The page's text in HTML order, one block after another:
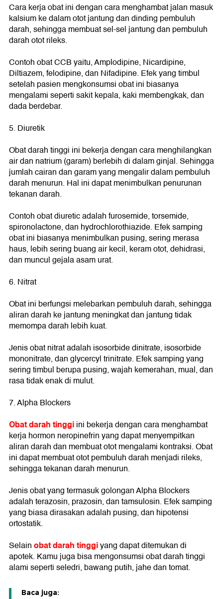
Cara kerja obat ini dengan cara menghambat jalan masuk
kalsium ke dalam otot jantung dan dinding pembuluh
darah, sehingga membuat sel-sel jantung dan pembuluh
darah otot rileks.
Contoh obat CCB yaitu, Amplodipine, Nicardipine,
Diltiazem, felodipine, dan Nifadipine. Efek yang timbul
setelah pasien mengkonsumsi obat ini biasanya
mengalami seperti sakit kepala, kaki membengkak, dan
dada berdebar.
5. Diuretik
Obat darah tinggi ini bekerja dengan cara menghilangkan
air dan natrium (garam) berlebih di dalam ginjal. Sehingga
jumlah cairan dan garam yang mengalir dalam pembuluh
darah menurun. Hal ini dapat menimbulkan penurunan
tekanan darah.
Contoh obat diuretic adalah furosemide, torsemide,
spironolactone, dan hydrochlorothiazide. Efek samping
obat ini biasanya menimbulkan pusing, sering merasa
haus, lebih sering buang air kecil, keram otot, dehidrasi,
dan muncul gejala asam urat.
6. Nitrat
Obat ini berfungsi melebarkan pembuluh darah, sehingga
aliran darah ke jantung meningkat dan jantung tidak
memompa darah lebih kuat.
Jenis obat nitrat adalah isosorbide dinitrate, isosorbide
mononitrate, dan glycercyl trinitrate. Efek samping yang
sering timbul berupa pusing, wajah kemerahan, mual, dan
rasa tidak enak di mulut.
7. Alpha Blockers
Obat darah tinggiini bekerja dengan cara menghambat
kerja hormon neropinefrin yang dapat menyempitkan
aliran darah dan membuat otot mengalami kontraksi. Obat
ini dapat membuat otot pembuluh darah menjadi rileks,
sehingga tekanan darah menurun.
Jenis obat yang termasuk golongan Alpha Blockers
adalah terazosin, prazosin, dan tamsulosin. Efek samping
yang biasa dirasakan adalah pusing, dan hipotensi
ortostatik.
Selainobat darah tinggiyang dapat ditemukan di
apotek. Kamu juga bisa mengonsumsi obat darah tinggi
alami seperti seledri, bawang putih, jahe dan tomat.
Baca juga: